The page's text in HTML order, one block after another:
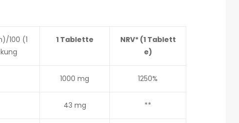
100 (1
1 Tablette
NRV* (1 Tablett
e)
1000 mg 1250%
43 mg **